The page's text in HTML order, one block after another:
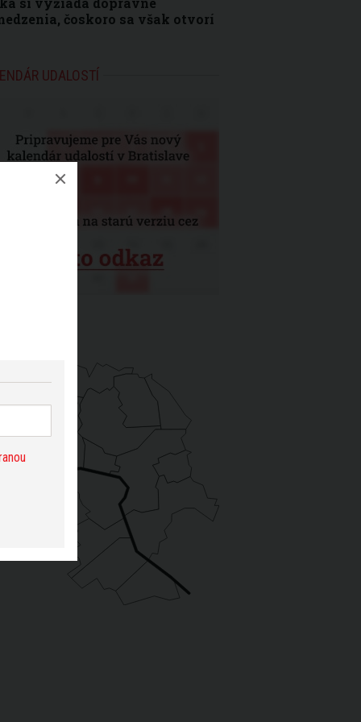
čoskoro sa však otvorí
UDALOSTÍ